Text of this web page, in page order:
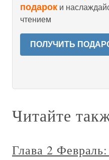
подарок и
чтением
ПОЛУЧИТЬ
Читайте
Глава 2